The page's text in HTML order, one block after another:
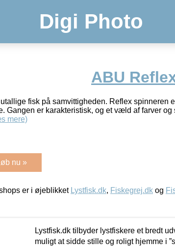
Digi Photo
ABU
fisk på samvittigheden. Reflex spinneren
Gangen er karakteristisk, og et væld af farver og
mere)
nu »
er i øjeblikket Lystfisk.dk, Fiskegrej.dk og
Lystfisk.dk tilbyder lystfiskere et bredt
muligt at sidde stille og roligt hjemme i